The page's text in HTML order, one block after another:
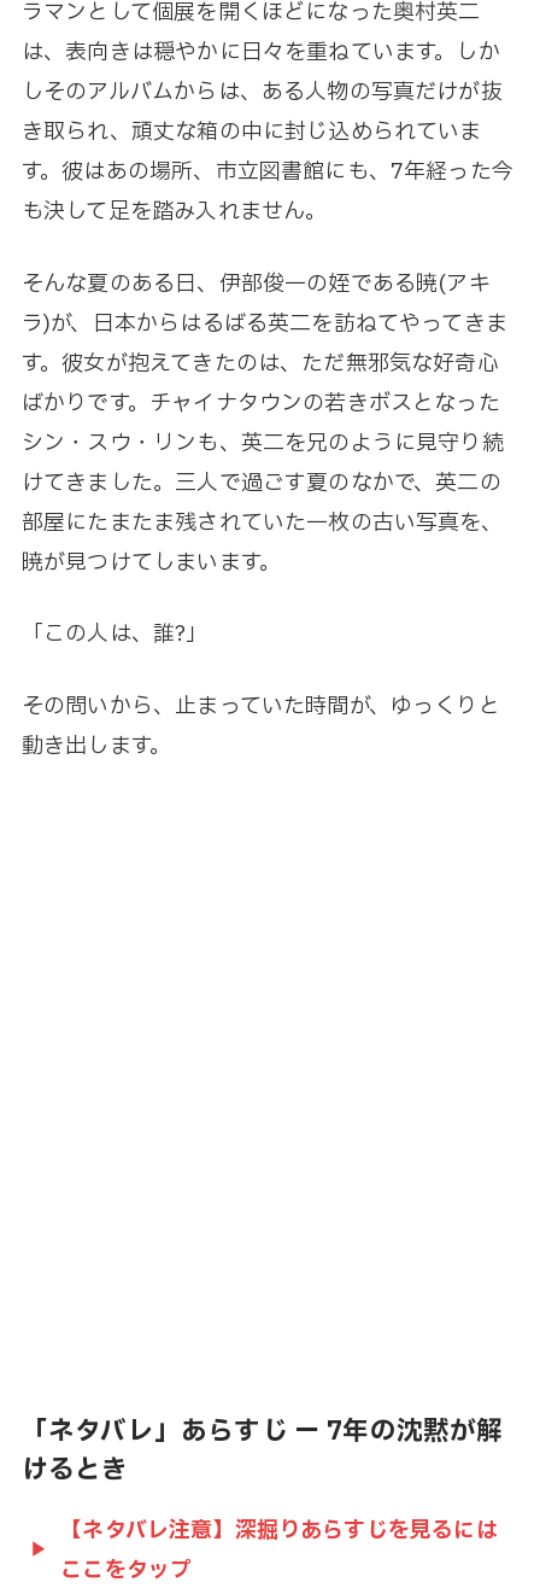
ラマンとして個展を開くほどになった奥村英二
は、表向きは穏やかに日々を重ねています。しか
しそのアルバムからは、ある人物の写真だけが抜
き取られ、頑丈な箱の中に封じ込められていま
す。彼はあの場所、市立図書館にも、7年経った今
も決して足を踏み入れません。
そんな夏のある日、伊部俊一の姪である暁(アキ
ラ)が、日本からはるばる英二を訪ねてやってきま
す。彼女が抱えてきたのは、ただ無邪気な好奇心
ばかりです。チャイナタウンの若きボスとなった
シン・スウ・リンも、英二を兄のように見守り続
けてきました。三人で過ごす夏のなかで、英二の
部屋にたまたま残されていた一枚の古い写真を、
暁が見つけてしまいます。
「この人は、誰?」
その問いから、止まっていた時間が、ゆっくりと
動き出します。
「ネタバレ」あらすじ ー 7年の沈黙が解
けるとき
【ネタバレ注意】深掘りあらすじを見るには
ここをタップ